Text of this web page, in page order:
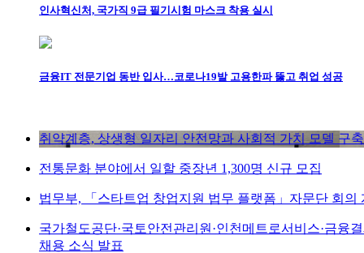
인사혁신처, 국가직 9급 필기시험 마스크 착용 실시
금융IT 전문기업 동반 입사…코로나19발 고용한파 뚫고 취업 성공
취약계층, 상생형 일자리 안전망과 사회적 가치 모델 구축
전통문화 분야에서 일할 중장년 1,300명 신규 모집
법무부, 「스타트업 창업지원 법무 플랫폼」자문단 회의
국가철도공단·국토안전관리원·인천메트로서비스·금융
채용 소식 발표